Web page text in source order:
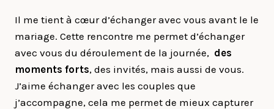
Il me tient à cœur d’échanger avec vous avant le le
mariage. Cette rencontre me permet d’échanger
avec vous du déroulement de la journée, des
moments forts, des invités, mais aussi de vous.
J’aime échanger avec les couples que
j’accompagne, cela me permet de mieux capturer